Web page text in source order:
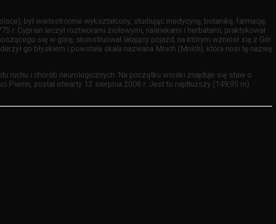
był wielostronnie wykształcony, studiując medycynę, botanikę, farmację,
r. Cyprian leczył roztworami ziołowymi, nalewkami i herbatami, praktykował
się w górę, skonstruował latający pojazd, na którym wzniósł się z Gór
go błyskiem i powstała skała nazwana Mnich (Mních), która nosi tę nazwę
ruchu i chorób neurologicznych. Na początku wioski znajduje się staw o
został otwarty 12 sierpnia 2006 r. Jest to najdłuższy (149,95 m)